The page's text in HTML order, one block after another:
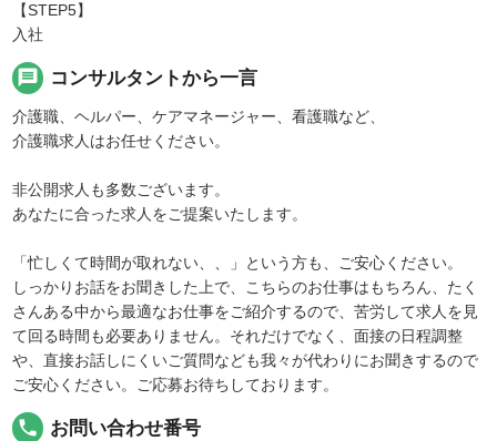
【STEP5】
入社
message コンサルタントから一言
介護職、ヘルパー、ケアマネージャー、看護職など、
介護職求人はお任せください。
非公開求人も多数ございます。
あなたに合った求人をご提案いたします。
「忙しくて時間が取れない、、」という方も、ご安心ください。
しっかりお話をお聞きした上で、こちらのお仕事はもちろん、たく
さんある中から最適なお仕事をご紹介するので、苦労して求人を見
て回る時間も必要ありません。それだけでなく、面接の日程調整
や、直接お話しにくいご質問なども我々が代わりにお聞きするので
ご安心ください。ご応募お待ちしております。
local_phone お問い合わせ番号